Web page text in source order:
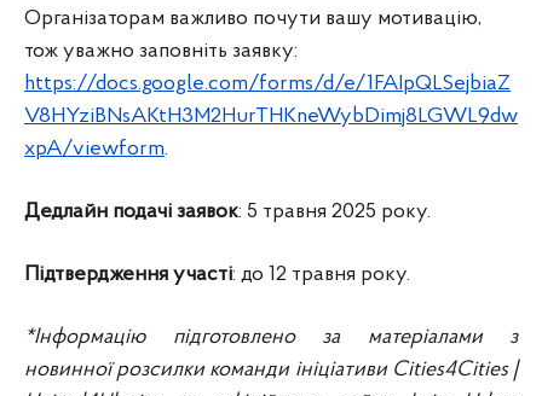
Організаторам важливо почути вашу мотивацію,
тож уважно заповніть заявку:
https://docs.google.com/forms/d/e/1FAIpQLSejbiaZ
V8HYziBNsAKtH3M2HurTHKneWybDimj8LGWL9dw
xpA/viewform.
Дедлайн подачі заявок: 5 травня 2025 року.
Підтвердження участі: до 12 травня року.
*Інформацію підготовлено за матеріалами з
новинної розсилки команди ініціативи Cities4Cities |